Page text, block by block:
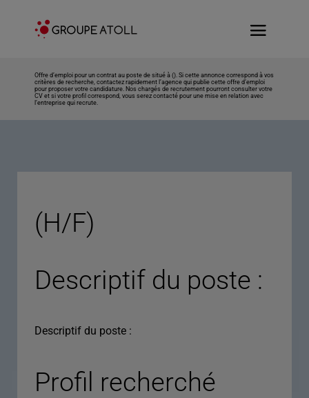
Offre d’emploi pour un contrat au poste de situé à (). Si cette annonce correspond à vos
critères de recherche, contactez rapidement l’agence qui publie cette offre d’emploi
pour proposer votre candidature. Nos chargés de recrutement pourront consulter votre
CV et si votre profil correspond, vous serez contacté pour une mise en relation avec
l’entreprise qui recrute.
(H/F)
Descriptif du poste :
Descriptif du poste :
Profil recherché